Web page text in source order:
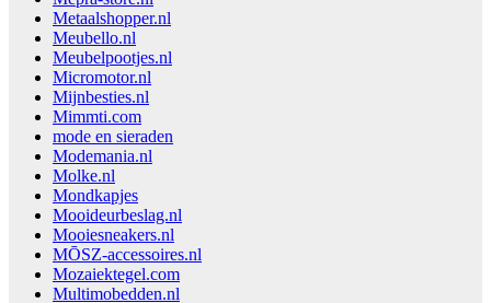
Metaalshopper.nl
Meubello.nl
Meubelpootjes.nl
Micromotor.nl
Mijnbesties.nl
Mimmti.com
mode en sieraden
Modemania.nl
Molke.nl
Mondkapjes
Mooideurbeslag.nl
Mooiesneakers.nl
MŌSZ-accessoires.nl
Mozaiektegel.com
Multimobedden.nl